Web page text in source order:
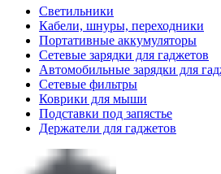
Светильники
Кабели, шнуры, переходники
Портативные аккумуляторы
Сетевые зарядки для гаджетов
Автомобильные зарядки для
Сетевые фильтры
Коврики для мыши
Подставки под запястье
Держатели для гаджетов